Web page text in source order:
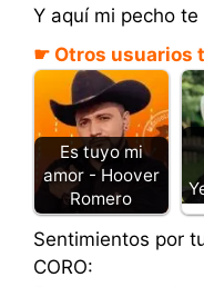
Y aquí mi pecho te
☛ Otros usuarios
Es tuyo mi
amor - Hoover
Romero
Sentimientos por
CORO: